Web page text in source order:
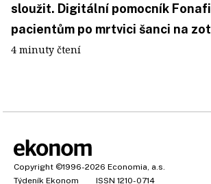
sloužit. Digitální pomocník
pacientům po mrtvici šanci na
4 minuty čtení
Copyright ©1996-2026 Economia, a.s.
Týdeník Ekonom
ISSN 1210-0714